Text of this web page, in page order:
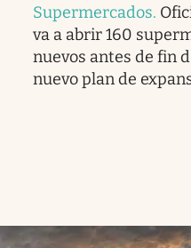
Supermercados.
va a abrir 160
nuevos antes de fin
nuevo plan de